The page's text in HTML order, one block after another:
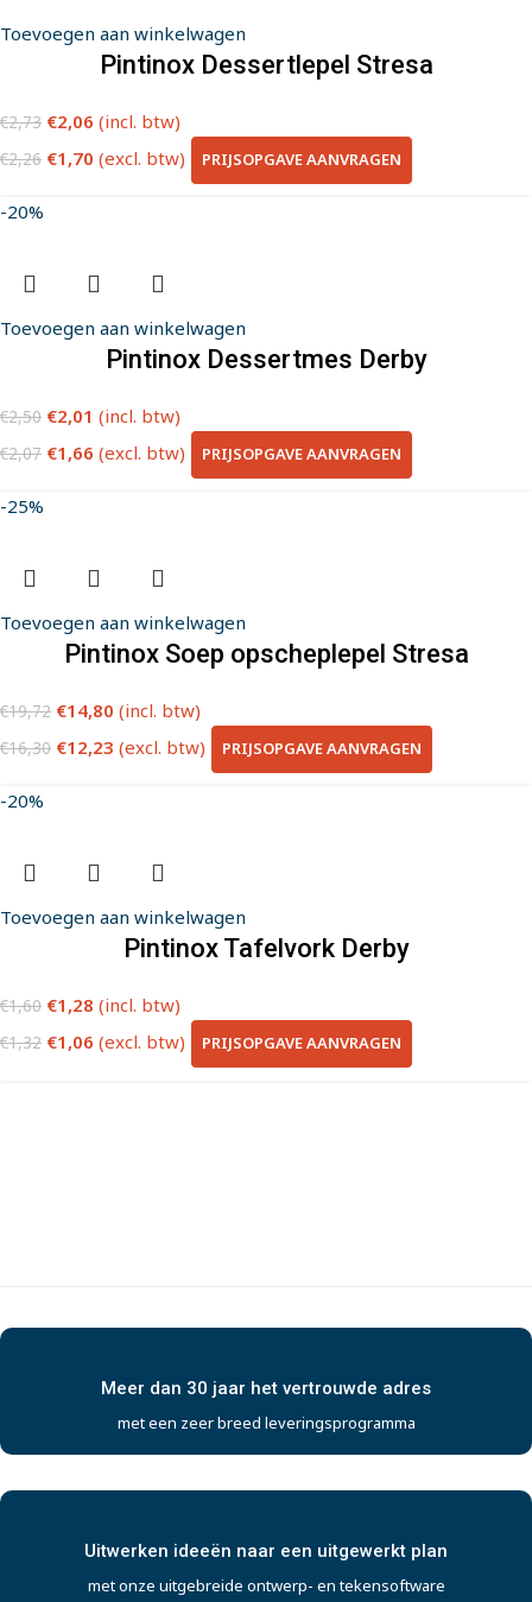
Toevoegen aan winkelwagen
Pintinox Dessertlepel Stresa
€2,73 €2,06 (incl. btw)
€2,26 €1,70 (excl. btw) PRIJSOPGAVE AANVRAGEN
-20%
Toevoegen aan winkelwagen
Pintinox Dessertmes Derby
€2,50 €2,01 (incl. btw)
€2,07 €1,66 (excl. btw) PRIJSOPGAVE AANVRAGEN
-25%
Toevoegen aan winkelwagen
Pintinox Soep opscheplepel Stresa
€19,72 €14,80 (incl. btw)
€16,30 €12,23 (excl. btw) PRIJSOPGAVE AANVRAGEN
-20%
Toevoegen aan winkelwagen
Pintinox Tafelvork Derby
€1,60 €1,28 (incl. btw)
€1,32 €1,06 (excl. btw) PRIJSOPGAVE AANVRAGEN
Meer dan 30 jaar het vertrouwde adres
met een zeer breed leveringsprogramma
Uitwerken ideeën naar een uitgewerkt plan
met onze uitgebreide ontwerp- en tekensoftware